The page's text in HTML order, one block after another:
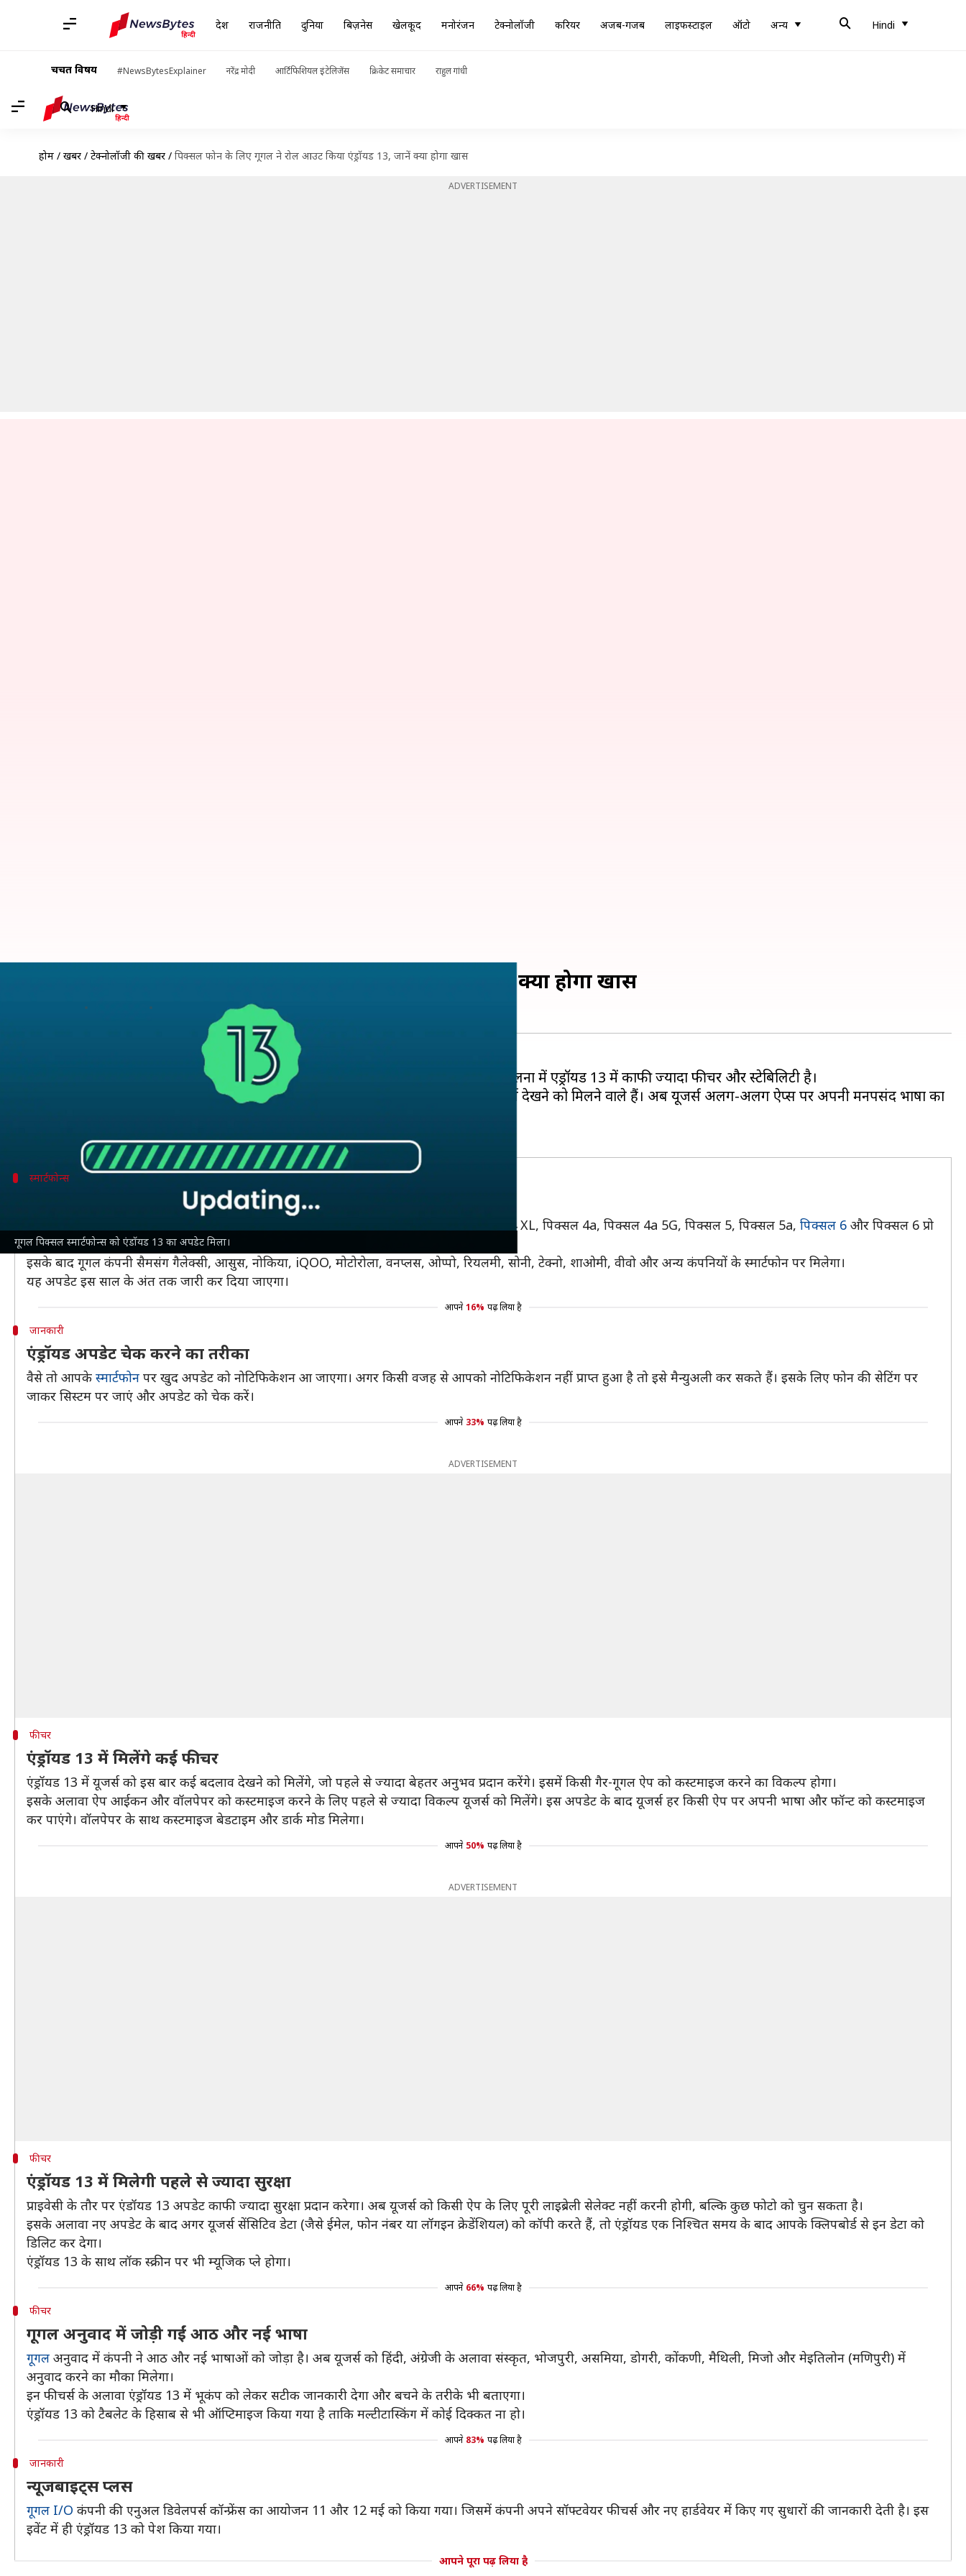
देश राजनीति दुनिया बिज़नेस खेलकूद मनोरंजन टेक्नोलॉजी करियर अजब-गजब लाइफस्टाइल ऑटो अन्य Hindi
चर्चित विषय #NewsBytesExplainer नरेंद्र मोदी आर्टिफिशियल इंटेलिजेंस क्रिकेट समाचार राहुल गांधी
Hindi
होम / खबरें / टेक्नोलॉजी की खबरें / पिक्सल फोन के लिए गूगल ने रोल आउट किया एंड्रॉयड 13, जानें क्या होगा खास
ADVERTISEMENT
गूगल पिक्सल स्मार्टफोन्स को एंडॉयड 13 का अपडेट मिला।
पिक्सल फोन के लिए गूगल ने रोल आउट किया एंड्रॉयड 13, जानें क्या होगा खास
एंड्रॉयड 13
का रोल आउट करना शुरू कर दिया है। एंड्रॉयड 12 की तुलना में एंड्रॉयड 13 में काफी ज्यादा फीचर और स्टेबिलिटी है।
पहले से ज्यादा अब यूजर्स को कस्टमाइजेशन कंट्रोल, प्राइवेसी संबंधित कंट्रोल समेत ऐसे कई फीचर्स देखने को मिलने वाले हैं। अब यूजर्स अलग-अलग ऐप्स पर अपनी मनपसंद भाषा का
स्मार्टफोन्स
गूगल के इन स्मार्टफोन पर मिल रहा एंड्रॉयड 13 का अपडेट
आमतौर पर गूगल पिक्सल फोन नए एंड्रॉयड 13 अपडेट के लिए पात्र हैं। इस लिस्ट में पिक्सल 4, पिक्सल 4 XL, पिक्सल 4a, पिक्सल 4a 5G, पिक्सल 5, पिक्सल 5a, पिक्सल 6 और पिक्सल 6 प्रो
शामिल हैं।
इसके बाद गूगल कंपनी सैमसंग गैलेक्सी, आसुस, नोकिया, iQOO, मोटोरोला, वनप्लस, ओप्पो, रियलमी, सोनी, टेक्नो, शाओमी, वीवो और अन्य कंपनियों के स्मार्टफोन पर मिलेगा।
यह अपडेट इस साल के अंत तक जारी कर दिया जाएगा।
आपने 16% पढ़ लिया है
जानकारी
एंड्रॉयड अपडेट चेक करने का तरीका
वैसे तो आपके स्मार्टफोन पर खुद अपडेट को नोटिफिकेशन आ जाएगा। अगर किसी वजह से आपको नोटिफिकेशन नहीं प्राप्त हुआ है तो इसे मैन्युअली कर सकते हैं। इसके लिए फोन की सेटिंग पर
जाकर सिस्टम पर जाएं और अपडेट को चेक करें।
आपने 33% पढ़ लिया है
ADVERTISEMENT
फीचर
एंड्रॉयड 13 में मिलेंगे कई फीचर
एंड्रॉयड 13 में यूजर्स को इस बार कई बदलाव देखने को मिलेंगे, जो पहले से ज्यादा बेहतर अनुभव प्रदान करेंगे। इसमें किसी गैर-गूगल ऐप को कस्टमाइज करने का विकल्प होगा।
इसके अलावा ऐप आईकन और वॉलपेपर को कस्टमाइज करने के लिए पहले से ज्यादा विकल्प यूजर्स को मिलेंगे। इस अपडेट के बाद यूजर्स हर किसी ऐप पर अपनी भाषा और फॉन्ट को कस्टमाइज
कर पाएंगे। वॉलपेपर के साथ कस्टमाइज बेडटाइम और डार्क मोड मिलेगा।
आपने 50% पढ़ लिया है
ADVERTISEMENT
फीचर
एंड्रॉयड 13 में मिलेगी पहले से ज्यादा सुरक्षा
प्राइवेसी के तौर पर एंडॉयड 13 अपडेट काफी ज्यादा सुरक्षा प्रदान करेगा। अब यूजर्स को किसी ऐप के लिए पूरी लाइब्रेली सेलेक्ट नहीं करनी होगी, बल्कि कुछ फोटो को चुन सकता है।
इसके अलावा नए अपडेट के बाद अगर यूजर्स सेंसिटिव डेटा (जैसे ईमेल, फोन नंबर या लॉगइन क्रेडेंशियल) को कॉपी करते हैं, तो एंड्रॉयड एक निश्चित समय के बाद आपके क्लिपबोर्ड से इन डेटा को
डिलिट कर देगा।
एंड्रॉयड 13 के साथ लॉक स्क्रीन पर भी म्यूजिक प्ले होगा।
आपने 66% पढ़ लिया है
फीचर
गूगल अनुवाद में जोड़ी गईं आठ और नई भाषा
गूगल अनुवाद में कंपनी ने आठ और नई भाषाओं को जोड़ा है। अब यूजर्स को हिंदी, अंग्रेजी के अलावा संस्कृत, भोजपुरी, असमिया, डोगरी, कोंकणी, मैथिली, मिजो और मेइतिलोन (मणिपुरी) में
अनुवाद करने का मौका मिलेगा।
इन फीचर्स के अलावा एंड्रॉयड 13 में भूकंप को लेकर सटीक जानकारी देगा और बचने के तरीके भी बताएगा।
एंड्रॉयड 13 को टैबलेट के हिसाब से भी ऑप्टिमाइज किया गया है ताकि मल्टीटास्किंग में कोई दिक्कत ना हो।
आपने 83% पढ़ लिया है
जानकारी
न्यूजबाइट्स प्लस
गूगल I/O कंपनी की एनुअल डिवेलपर्स कॉन्फ्रेंस का आयोजन 11 और 12 मई को किया गया। जिसमें कंपनी अपने सॉफ्टवेयर फीचर्स और नए हार्डवेयर में किए गए सुधारों की जानकारी देती है। इस
इवेंट में ही एंड्रॉयड 13 को पेश किया गया।
आपने पूरा पढ़ लिया है